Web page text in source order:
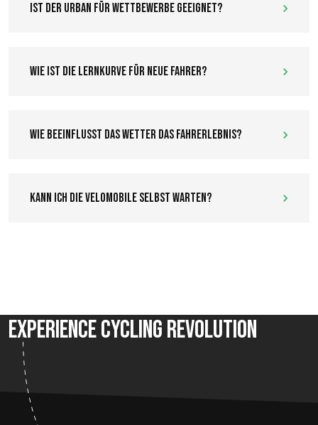
Ist der Urban für Wettbewerbe geeignet?
Wie ist die Lernkurve für neue Fahrer?
Wie beeinflusst das Wetter das Fahrerlebnis?
Kann ich die Velomobile selbst warten?
Experience Cycling Revolution